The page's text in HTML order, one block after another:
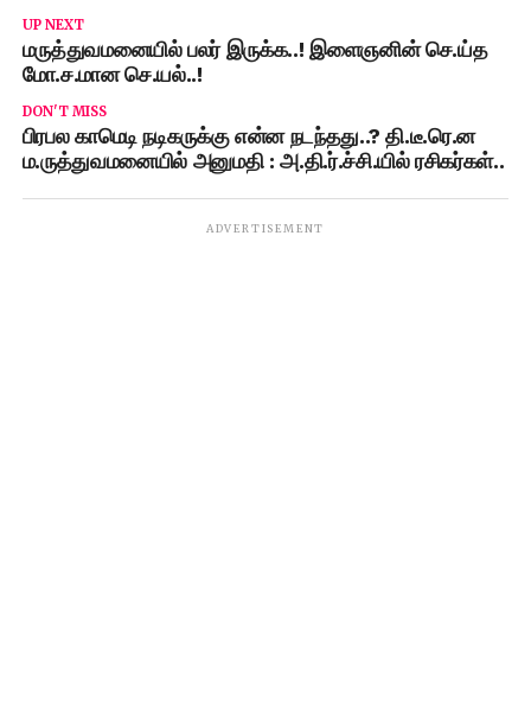
UP NEXT
மருத்துவமனையில் பலர் இருக்க..! இளைஞனின் செ.ய்த
மோ.ச.மான செ.யல்..!
DON'T MISS
பிரபல காமெடி நடிகருக்கு என்ன நடந்தது..? தி.டீ.ரெ.ன
ம.ருத்துவமனையில் அனுமதி : அ.தி.ர்.ச்சி.யில் ரசிகர்கள்..
ADVERTISEMENT